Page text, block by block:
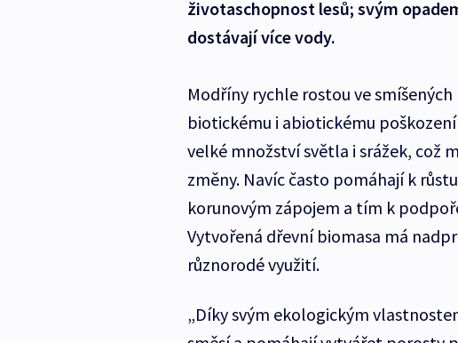
životaschopnost lesů; svým
dostávají více vody.
Modříny rychle rostou ve
biotickému i abiotickému
velké množství světla i srážek, což
změny. Navíc často pomáhají k
korunovým zápojem a tím k
Vytvořená dřevní biomasa má
různorodé využití.
„Díky svým ekologickým